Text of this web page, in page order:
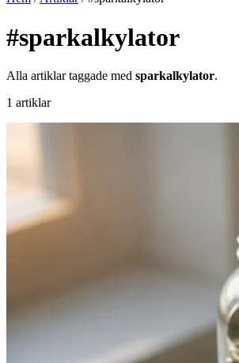
#sparkalkylator
Alla artiklar taggade med sparkalkylator.
1 artiklar